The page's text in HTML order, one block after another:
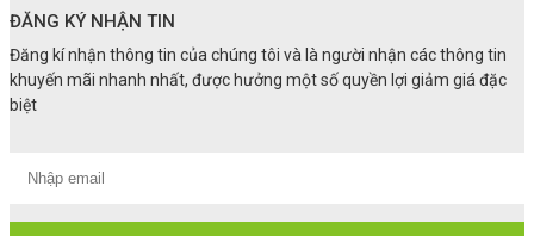
ĐĂNG KÝ NHẬN TIN
Đăng kí nhận thông tin của chúng tôi và là người nhận các thông tin
khuyến mãi nhanh nhất, được hưởng một số quyền lợi giảm giá đặc
biệt